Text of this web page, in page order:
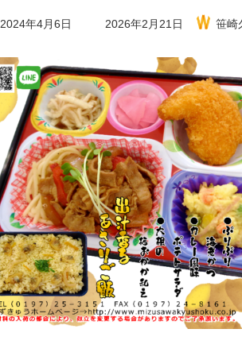
2024年4月6日
最
終
日
時
:
2026年2月21日 笹崎